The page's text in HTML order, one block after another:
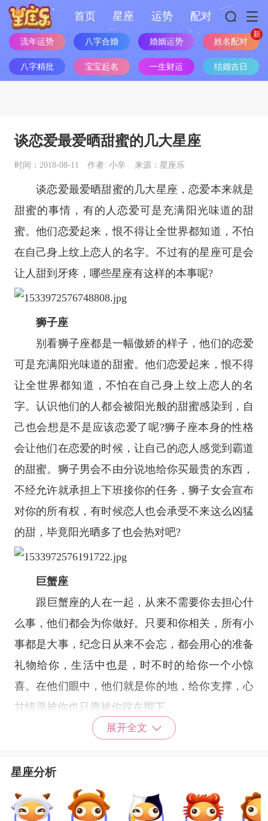
首页 星座 运势 配对
流年运势 八字合婚 婚姻运势 姓名配对
八字精批 宝宝起名 一生财运 结婚吉日
谈恋爱最爱晒甜蜜的几大星座
时间：2018-08-11 作者: 小辛 来源：星座乐
谈恋爱最爱晒甜蜜的几大星座 ，恋爱本来就是
甜蜜的事情，有的人恋爱可是充满阳光味道的甜
蜜。他们恋爱起来，恨不得让全世界都知道，不怕
在自己身上纹上恋人的名字。不过有的星座可是会
让人甜到牙疼，哪些星座有这样的本事呢?
狮子座
别看狮子座都是一幅傲娇的样子，他们的恋爱
可是充满阳光味道的甜蜜。他们恋爱起来，恨不得
让全世界都知道，不怕在自己身上纹上恋人的名
字。认识他们的人都会被阳光般的甜蜜感染到，自
己也会想是不是应该恋爱了呢?狮子座本身的性格
会让他们在恋爱的时候，让自己的恋人感觉到霸道
的甜蜜。狮子男会不由分说地给你买最贵的东西，
不经允许就承担上下班接你的任务，狮子女会宣布
对你的所有权，有时候恋人也会承受不来这么凶猛
的甜，毕竟阳光晒多了也会热对吧?
巨蟹座
跟 巨蟹座的人在一起，从来不需要你去担心什
么事，他们都会为你做好。只要和你相关，所有小
事都是大事，纪念日从来不会忘，都会用心的准备
礼物给你，生活中也是，时不时的给你一个小惊
喜。在他们眼中，他们就是你的地，给你支撑，心
甘情愿被你也只愿被你踩在脚下。
的，他们的周围会自动清空。没有人可以忍受他们
面对面的时候，散发出来的那种要甜到发酸的味
道。这么说吧，天秤座宝宝们自以为很收敛的时
展开全文
星座分析